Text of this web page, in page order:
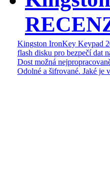
Kingston IronKey Keypad
flash disku pro bezpečí dat
Dost možná
Odolné a šifrované. Jaké je